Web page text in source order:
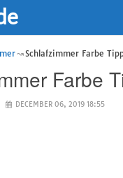
Schlafzimmer Farbe
Farbe
DECEMBER 06, 2019 18:55